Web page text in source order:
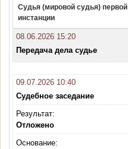
Судья (мировой судья) первой
инстанции
08.06.2026 15:20
Передача дела судье
09.07.2026 10:40
Судебное заседание
Результат:
Отложено
Основание: